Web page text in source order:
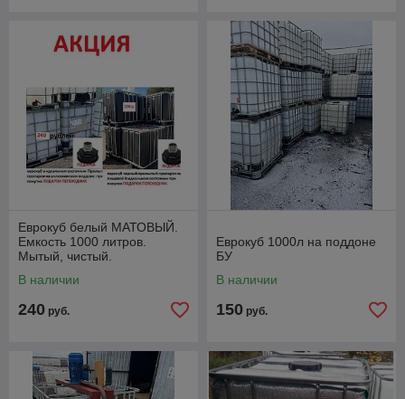
Еврокуб белый МАТОВЫЙ.
Емкость 1000 литров.
Мытый, чистый.
В наличии
240 руб.
Еврокуб 1000л на поддоне
БУ
В наличии
150 руб.